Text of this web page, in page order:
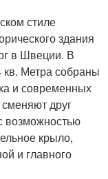
стиле
здания
в Швеции. В
Метра собраны
и современных
друг
возможностью
крыло,
и главного